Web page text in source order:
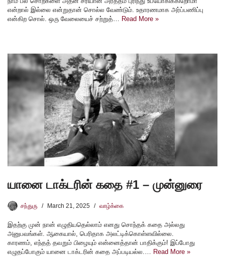
என்றால் இல்லை என்றுதான் சொல்ல வேண்டும். உதாரணமாக அர்ப்பணிப்பு
என்கிற சொல். ஒரு வேலையைச் சற்றுத்… Read More »
யானை டாக்டரின் கதை #1 – முன்னுரை
சந்துரு March 21, 2025 வாழ்க்கை
இதற்கு முன் நான் எழுதியதெல்லாம் எனது சொந்தக் கதை அல்லது
அனுபவங்கள். ஆகையால், பெரிதாக அலட்டிக்கொள்ளவில்லை.
காரணம், எந்தத் தவறும் பிழையும் என்னைத்தான் பாதிக்கும்! இப்போது
எழுதப்போகும் யானை டாக்டரின் கதை அப்படியல்ல.…
Read More »